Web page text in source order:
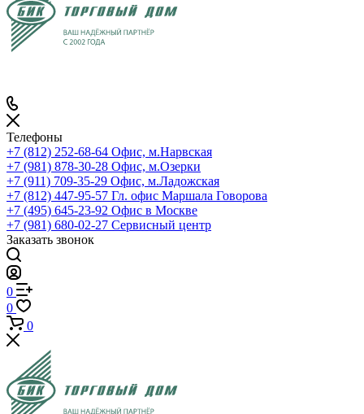
Телефоны
+7 (812) 252-68-64 Офис, м.Нарвская
+7 (981) 878-30-28 Офис, м.Озерки
+7 (911) 709-35-29 Офис, м.Ладожская
+7 (812) 447-95-57 Гл. офис Маршала Говорова
+7 (495) 645-23-92 Офис в Москве
+7 (981) 680-02-27 Сервисный центр
Заказать звонок
0
0
0